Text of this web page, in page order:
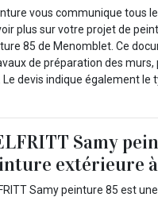
vous communique tous
plus sur votre projet de
85 de Menomblet. Ce
de préparation des murs,
devis indique également le
Samy
extérieure
Samy peinture 85 est